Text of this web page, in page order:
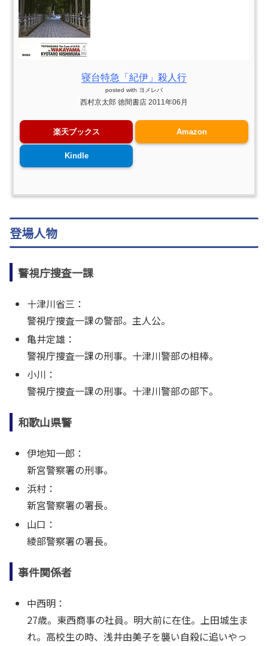
寝台特急「紀伊」殺人行
posted with ヨメレバ
西村京太郎 徳間書店 2011年06月
楽天ブックス Amazon
Kindle
登場人物
警視庁捜査一課
十津川省三：
警視庁捜査一課の警部。主人公。
亀井定雄：
警視庁捜査一課の刑事。十津川警部の相棒。
小川：
警視庁捜査一課の刑事。十津川警部の部下。
和歌山県警
伊地知一郎：
新宮警察署の刑事。
浜村：
新宮警察署の署長。
山口：
綾部警察署の署長。
事件関係者
中西明：
27歳。東西商事の社員。明大前に在住。上田城生ま
れ。高校生の時、浅井由美子を襲い自殺に追いやっ